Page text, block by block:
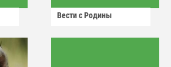
Вести с Родины